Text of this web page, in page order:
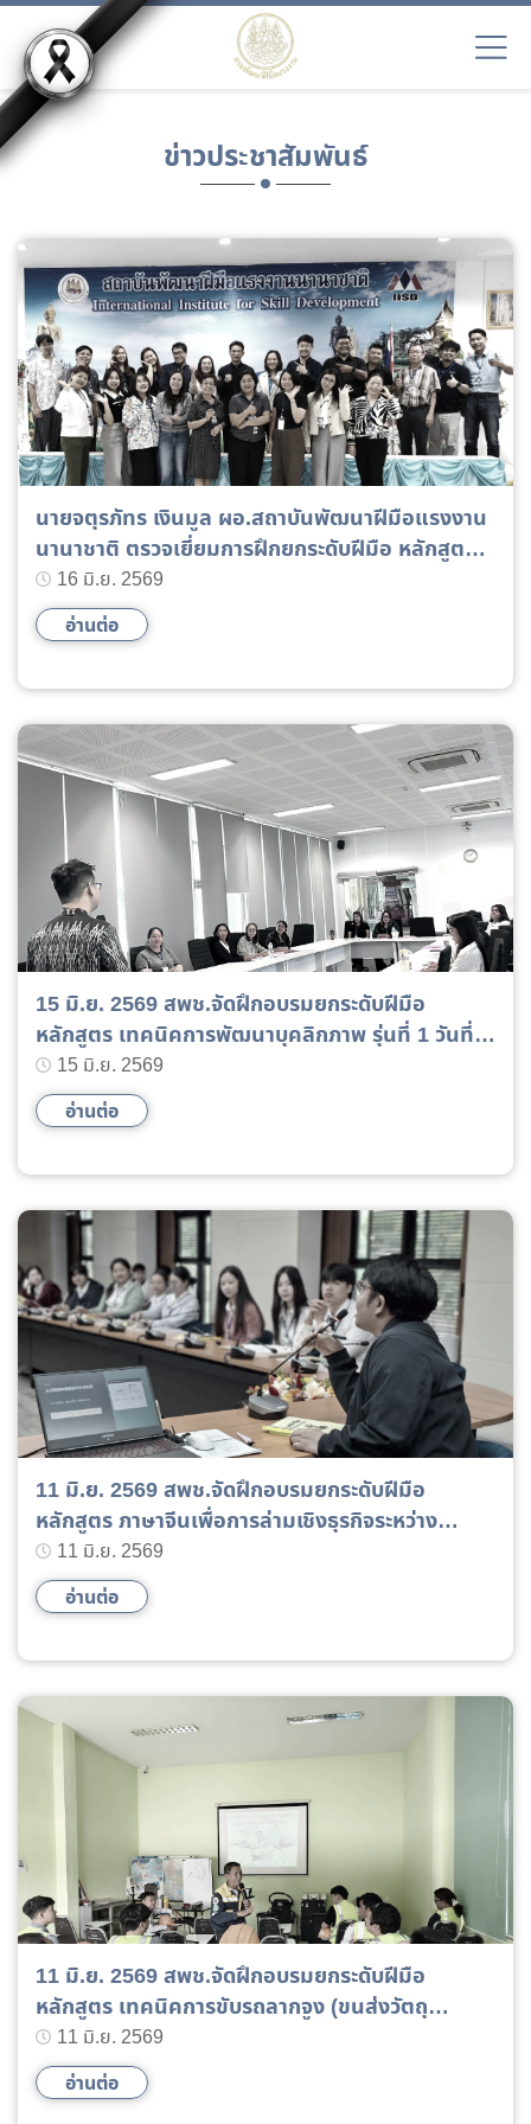
ข่าวประชาสัมพันธ์
นายจตุรภัทร เงินมูล ผอ.สถาบันพัฒนาฝีมือแรงงาน
นานาชาติ ตรวจเยี่ยมการฝึกยกระดับฝีมือ หลักสูตร
การวางแผนธุรกิจ รุ่นที่ 2
16 มิ.ย. 2569
อ่านต่อ
15 มิ.ย. 2569 สพช.จัดฝึกอบรมยกระดับฝีมือ
หลักสูตร เทคนิคการพัฒนาบุคลิกภาพ รุ่นที่ 1 วันที่
15 - 19 มิถุนายน 2569
15 มิ.ย. 2569
อ่านต่อ
11 มิ.ย. 2569 สพช.จัดฝึกอบรมยกระดับฝีมือ
หลักสูตร ภาษาจีนเพื่อการล่ามเชิงธุรกิจระหว่าง
ประเทศ รุ่นที่ 1/2569 11 - 14 มิ.ย.2569
11 มิ.ย. 2569
อ่านต่อ
11 มิ.ย. 2569 สพช.จัดฝึกอบรมยกระดับฝีมือ
หลักสูตร เทคนิคการขับรถลากจูง (ขนส่งวัตถุ
อันตราย) รุ่นที่ 3/2569 11 มิ.ย-11 ก.ค. 2569
11 มิ.ย. 2569
อ่านต่อ